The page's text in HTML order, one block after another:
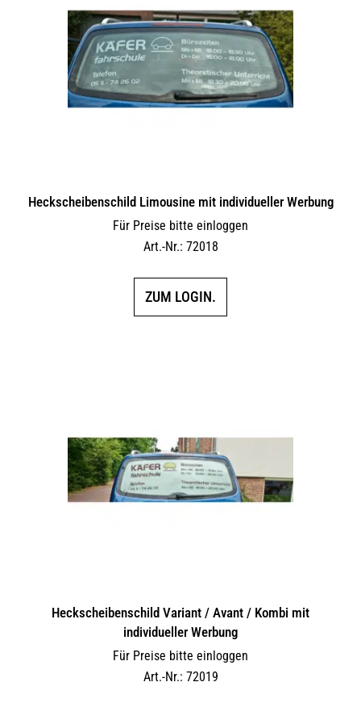
Heckscheibenschild Limousine mit individueller Werbung
Für Preise bitte einloggen
Art.-Nr.: 72018
ZUM LOGIN.
Heckscheibenschild Variant / Avant / Kombi mit
individueller Werbung
Für Preise bitte einloggen
Art.-Nr.: 72019